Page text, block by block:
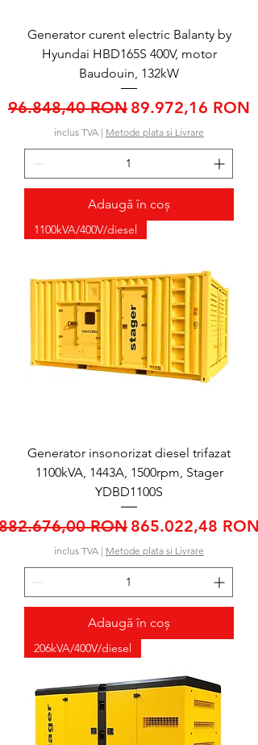
Generator curent electric Balanty by
Hyundai HBD165S 400V, motor
Baudouin, 132kW
Preț normal
96.848,40 RON Preț redus
89.972,16 RON
inclus TVA | Metode plata si Livrare
Adaugă în coș
1100kVA/400V/diesel
Generator insonorizat diesel trifazat
1100kVA, 1443A, 1500rpm, Stager
YDBD1100S
normalRON Preț redus
865.022,48 RON
inclus TVA | Metode plata si Livrare
Adaugă în coș
206kVA/400V/diesel